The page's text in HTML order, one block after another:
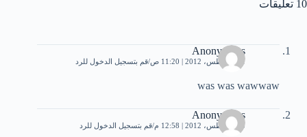
10 تعليقات
Anonymous
11 أغسطس، 2012 | 11:20 ص قم بتسجيل الدخول للرد
was was wawwaw
Anonymous
23 أغسطس، 2012 | 12:58 م قم بتسجيل الدخول للرد